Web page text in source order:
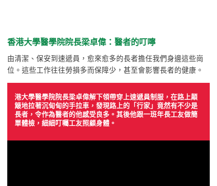
香港大學醫學院院長梁卓偉：醫者的叮嚀
由清潔、保安到速遞員，愈來愈多的長者擔任我們身邊這些崗
位。這些工作往往勞損多而保障少，甚至會影響長者的健康。
港大學醫學院院長梁卓偉解下領帶穿上速遞員制服，在路上顛
簸地拉著沉甸甸的手拉車，發現路上的「行家」竟然有不少是
長者，令作為醫者的他感受良多。其後他跟一班年長工友做簡
單體檢，細細叮囑工友照顧身體。